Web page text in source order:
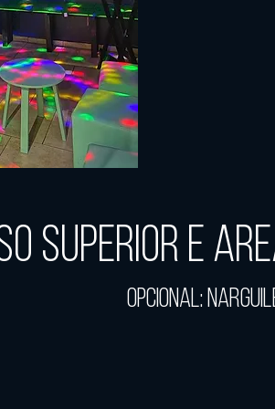
superior e
Opcional: